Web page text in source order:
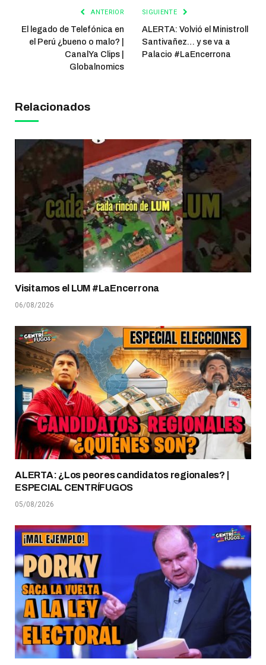
ANTERIOR
El legado de Telefónica en
el Perú ¿bueno o malo? |
CanalYa Clips |
Globalnomics
SIGUIENTE
ALERTA: Volvió el Ministroll
Santivañez… y se va a
Palacio #LaEncerrona
Relacionados
Visitamos el LUM #LaEncerrona
06/08/2026
ALERTA: ¿Los peores candidatos regionales? |
ESPECIAL CENTRÍFUGOS
05/08/2026